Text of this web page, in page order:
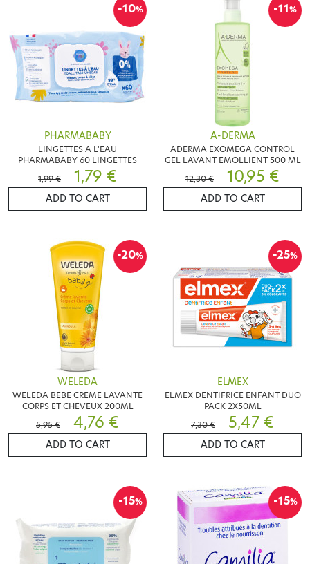
-10%
PHARMABABY
LINGETTES A L'EAU
PHARMABABY 60 LINGETTES
1,99 €
1,79 €
ADD TO CART
-11%
A-DERMA
ADERMA EXOMEGA CONTROL
GEL LAVANT EMOLLIENT 500 ML
12,30 €
10,95 €
ADD TO CART
-20%
WELEDA
WELEDA BEBE CREME LAVANTE
CORPS ET CHEVEUX 200ML
5,95 €
4,76 €
ADD TO CART
-25%
ELMEX
ELMEX DENTIFRICE ENFANT DUO
PACK 2X50ML
7,30 €
5,47 €
ADD TO CART
-15% -15%